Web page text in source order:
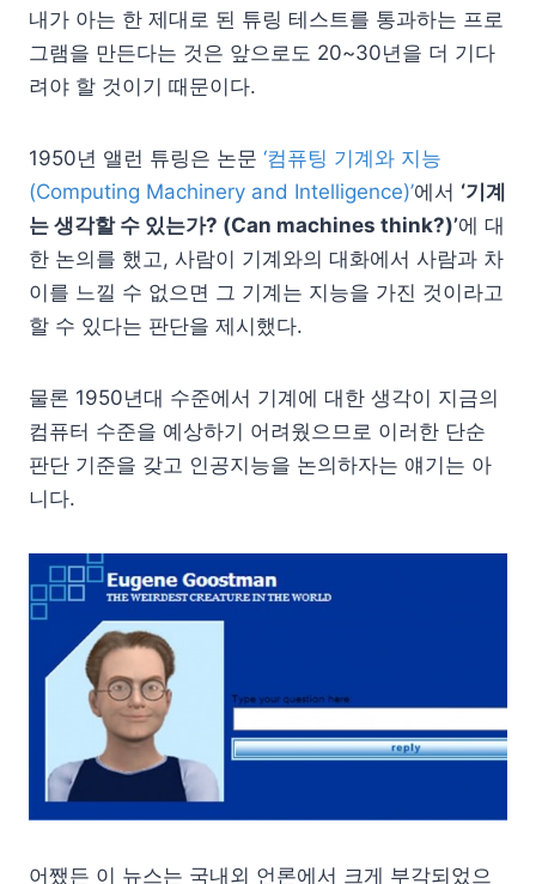
내가 아는 한 제대로 된 튜링 테스트를 통과하는 프로
그램을 만든다는 것은 앞으로도 20~30년을 더 기다
려야 할 것이기 때문이다.
1950년 앨런 튜링은 논문 ‘컴퓨팅 기계와 지능
(Computing Machinery and Intelligence)’에서 ‘기계
는 생각할 수 있는가? (Can machines think?)’에 대
한 논의를 했고, 사람이 기계와의 대화에서 사람과 차
이를 느낄 수 없으면 그 기계는 지능을 가진 것이라고
할 수 있다는 판단을 제시했다.
물론 1950년대 수준에서 기계에 대한 생각이 지금의
컴퓨터 수준을 예상하기 어려웠으므로 이러한 단순
판단 기준을 갖고 인공지능을 논의하자는 얘기는 아
니다.
어쨌든 이 뉴스는 국내외 언론에서 크게 부각되었으